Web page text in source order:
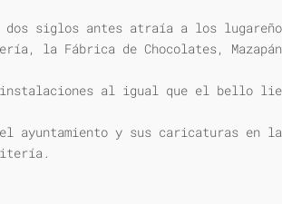
dos siglos antes atraía a los
la Fábrica de Chocolates,
al igual que el bello
y sus caricaturas en